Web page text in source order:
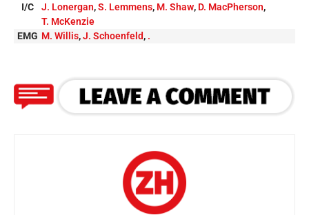
I/C
J. Lonergan,S. Lemmens, M. Shaw, D. MacPherson,
T. McKenzie
EMG M. Willis,J. Schoenfeld, .